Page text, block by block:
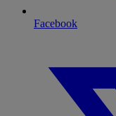
Facebook